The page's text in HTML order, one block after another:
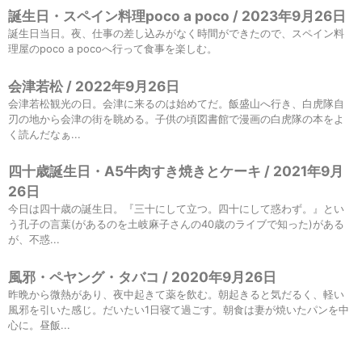
誕生日・スペイン料理poco a poco / 2023年9月26日
誕生日当日。夜、仕事の差し込みがなく時間ができたので、スペイン料
理屋のpoco a pocoへ行って食事を楽しむ。
会津若松 / 2022年9月26日
会津若松観光の日。会津に来るのは始めてだ。飯盛山へ行き、白虎隊自
刃の地から会津の街を眺める。子供の頃図書館で漫画の白虎隊の本をよ
く読んだなぁ...
四十歳誕生日・A5牛肉すき焼きとケーキ / 2021年9月
26日
今日は四十歳の誕生日。『三十にして立つ。四十にして惑わず。』とい
う孔子の言葉(があるのを土岐麻子さんの40歳のライブで知った)がある
が、不惑...
風邪・ペヤング・タバコ / 2020年9月26日
昨晩から微熱があり、夜中起きて薬を飲む。朝起きると気だるく、軽い
風邪を引いた感じ。だいたい1日寝て過ごす。朝食は妻が焼いたパンを中
心に。昼飯...